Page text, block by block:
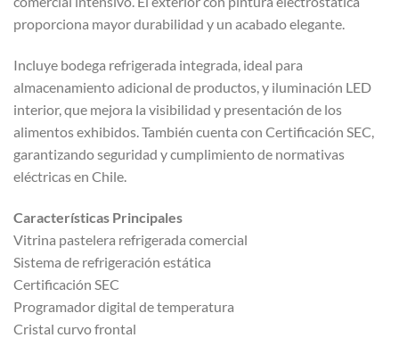
proporciona mayor durabilidad y un acabado elegante.
Incluye bodega refrigerada integrada, ideal para
almacenamiento adicional de productos, y iluminación LED
interior, que mejora la visibilidad y presentación de los
alimentos exhibidos. También cuenta con Certificación SEC,
garantizando seguridad y cumplimiento de normativas
eléctricas en Chile.
Características Principales
Vitrina pastelera refrigerada comercial
Sistema de refrigeración estática
Certificación SEC
Programador digital de temperatura
Cristal curvo frontal